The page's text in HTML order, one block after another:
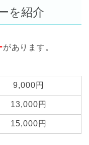
を紹介
があります。
9,000円
13,000円
15,000円